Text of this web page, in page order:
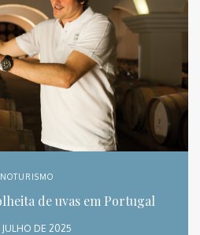
de uvas em Portugal
JULHO DE 2025